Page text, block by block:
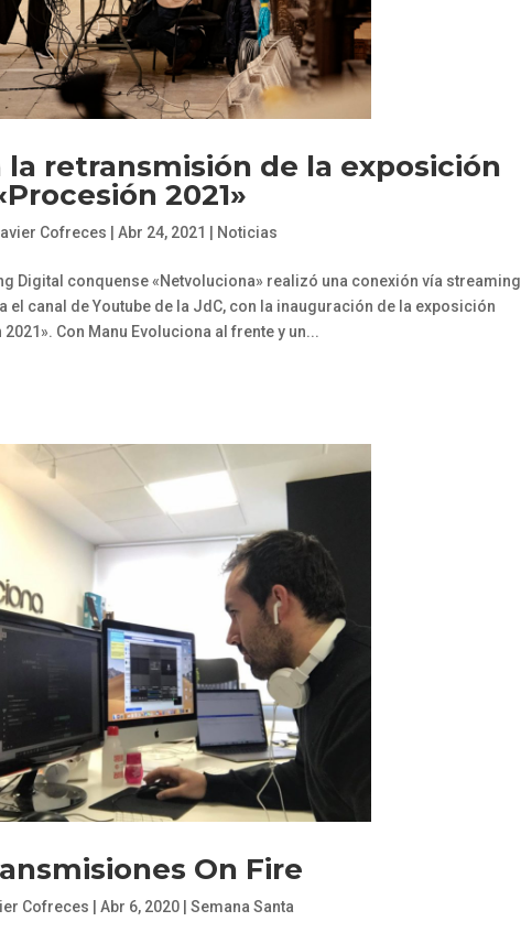
retransmisión de la exposición
2021»
Cofreces Abr 24, 2021 Noticias
Digital conquense «Netvoluciona» realizó una conexión vía streaming
el canal de Youtube de la JdC, con la inauguración de la exposición
Con Manu Evoluciona al frente y un...
On Fire
Cofreces |Abr 6, 2020 |Semana Santa